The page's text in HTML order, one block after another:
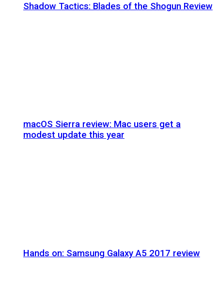
Shadow Tactics: Blades of the Shogun Review
macOS Sierra review: Mac users get a
modest update this year
Hands on: Samsung Galaxy A5 2017 review